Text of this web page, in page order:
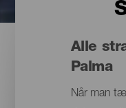
Alle
Palma
Når man